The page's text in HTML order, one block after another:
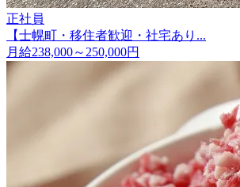
正社員
【士幌町・移住者歓迎・社宅あり...
月給238,000～250,000円